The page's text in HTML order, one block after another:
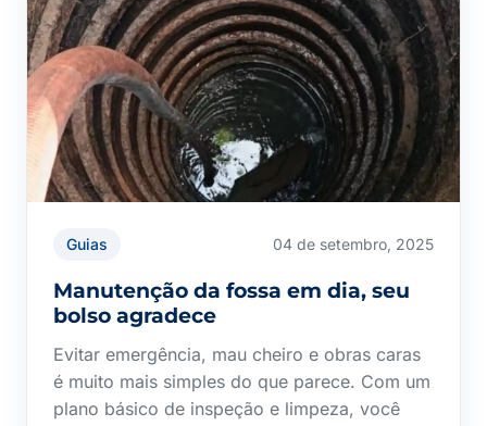
Guias 04 de setembro, 2025
Manutenção da fossa em dia, seu
bolso agradece
Evitar emergência, mau cheiro e obras caras
é muito mais simples do que parece. Com um
plano básico de inspeção e limpeza, você